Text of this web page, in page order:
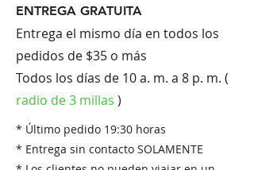
ENTREGA GRATUITA
Entrega el mismo día en todos los
pedidos de $35 o más
Todos los días de 10 a. m. a 8 p. m. (
radio de 3 millas )
* Último pedido 19:30 horas
* Entrega sin contacto SOLAMENTE